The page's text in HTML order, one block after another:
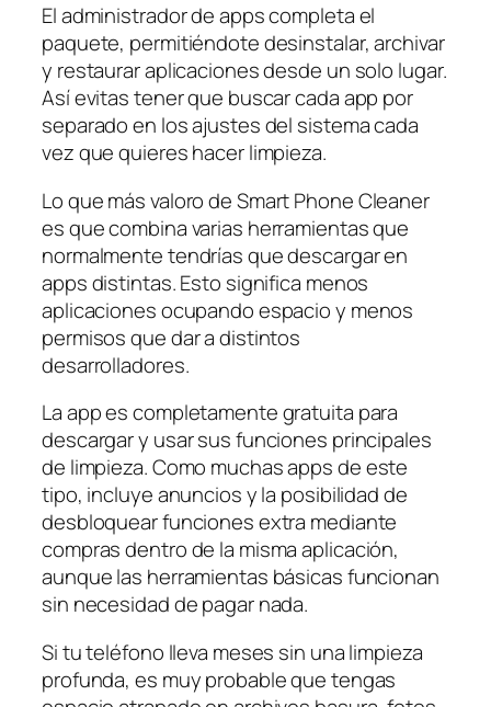
El administrador de apps completa el
paquete, permitiéndote desinstalar, archivar
y restaurar aplicaciones desde un solo lugar.
Así evitas tener que buscar cada app por
separado en los ajustes del sistema cada
vez que quieres hacer limpieza.
Lo que más valoro de Smart Phone Cleaner
es que combina varias herramientas que
normalmente tendrías que descargar en
apps distintas. Esto significa menos
aplicaciones ocupando espacio y menos
permisos que dar a distintos
desarrolladores.
La app es completamente gratuita para
descargar y usar sus funciones principales
de limpieza. Como muchas apps de este
tipo, incluye anuncios y la posibilidad de
desbloquear funciones extra mediante
compras dentro de la misma aplicación,
aunque las herramientas básicas funcionan
sin necesidad de pagar nada.
Si tu teléfono lleva meses sin una limpieza
profunda, es muy probable que tengas